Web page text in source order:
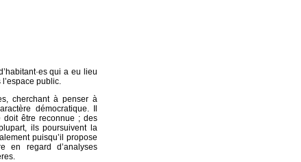
qui a eu lieu
public.
cherchant à penser à
démocratique. Il
doit être reconnue ; des
ils poursuivent la
puisqu’il propose
en regard d’analyses